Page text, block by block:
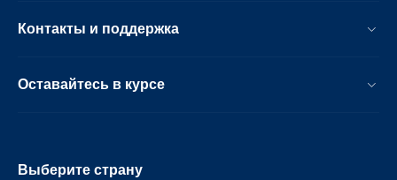
Контакты и поддержка
Оставайтесь в курсе
Выберите страну